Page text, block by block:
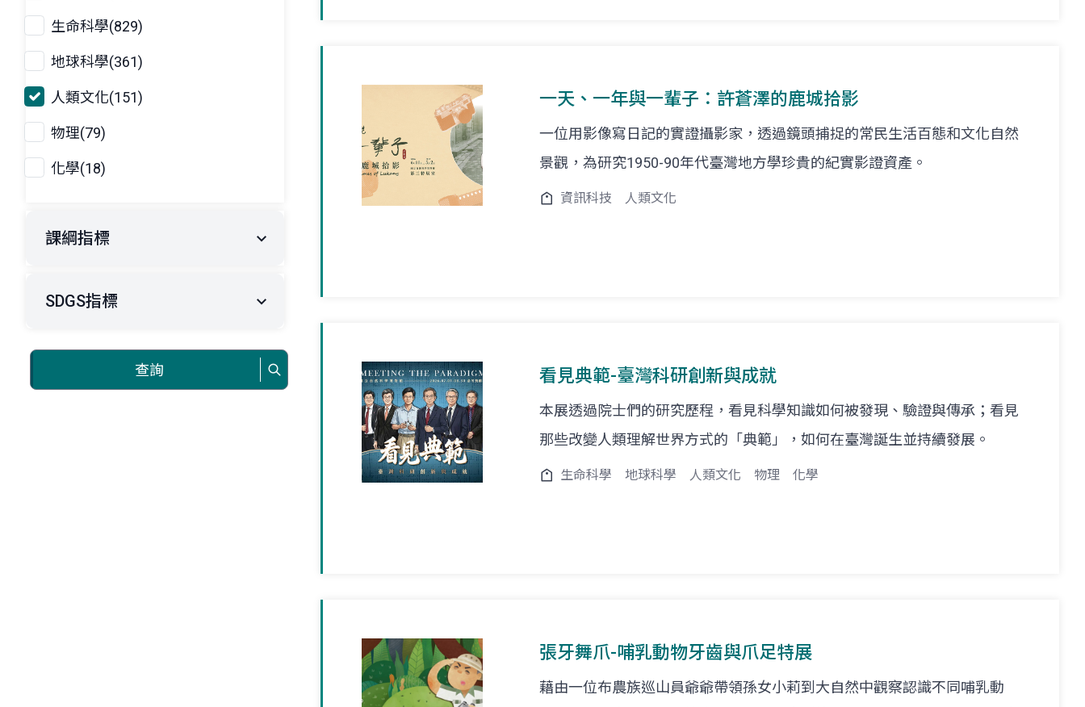
生命科學(829)
地球科學(361)
人類文化(151)
物理(79)
化學(18)
課綱指標
SDGS指標
查詢
一天、一年與一輩子：許蒼澤的鹿城拾影
一位用影像寫日記的實證攝影家，透過鏡頭捕捉的常民生活百態和文化自然
景觀，為研究1950-90年代臺灣地方學珍貴的紀實影證資產。
資訊科技 人類文化
看見典範-臺灣科研創新與成就
本展透過院士們的研究歷程，看見科學知識如何被發現、驗證與傳承；看見
那些改變人類理解世界方式的「典範」，如何在臺灣誕生並持續發展。
生命科學 地球科學 人類文化 物理 化學
張牙舞爪-哺乳動物牙齒與爪足特展
藉由一位布農族巡山員爺爺帶領孫女小莉到大自然中觀察認識不同哺乳動